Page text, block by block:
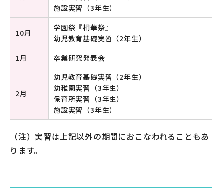
施設実習（3年生）
10月
学園祭『桐華祭』
幼児教育基礎実習（2年生）
1月
卒業研究発表会
2月
幼児教育基礎実習（2年生）
幼稚園実習（3年生）
保育所実習（3年生）
施設実習（3年生）
（注）実習は上記以外の期間におこなわれることもあ
ります。